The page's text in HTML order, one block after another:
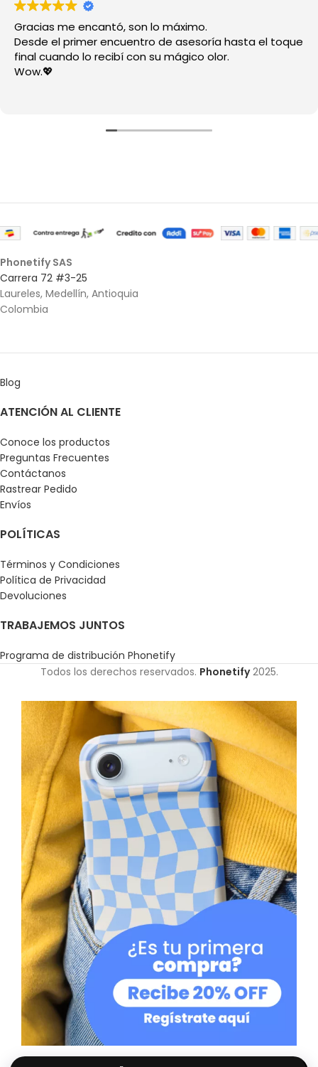
Gracias me encantó, son lo máximo.
Desde el primer encuentro de asesoría hasta el toque
final cuando lo recibí con su mágico olor.
Wow.💖
Phonetify SAS
Carrera 72 #3-25
Laureles, Medellín, Antioquia
Colombia
Blog
ATENCIÓN AL CLIENTE
Conoce los productos
Preguntas Frecuentes
Contáctanos
Rastrear Pedido
Envíos
POLÍTICAS
Términos y Condiciones
Política de Privacidad
Devoluciones
TRABAJEMOS JUNTOS
Programa de distribución Phonetify
Todos los derechos reservados. Phonetify2025.